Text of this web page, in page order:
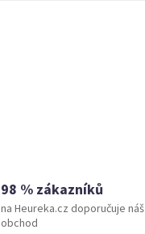
98 % zákazníků
na Heureka.cz doporučuje náš
obchod